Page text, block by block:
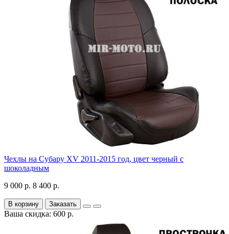
Чехлы на Субару XV 2011-2015 год, цвет черный с
шоколадным
9 000 р. 8 400 р.
В корзину Заказать
Ваша скидка: 600 р.